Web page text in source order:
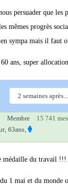
persuader que
mêmes progrès
sympa mais il faut
ans, super
2 semaines après...
Membre
15 741
63ans‚
médaille du travail !!!
1 mai et du monde